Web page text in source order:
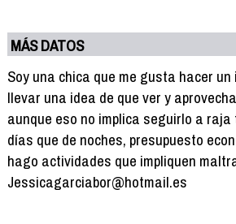
MÁS DATOS
Soy una chica que me gusta hacer
llevar una idea de que ver y
aunque eso no implica seguirlo a
días que de noches, presupuesto
hago actividades que impliquen
Jessicagarciabor@hotmail.es